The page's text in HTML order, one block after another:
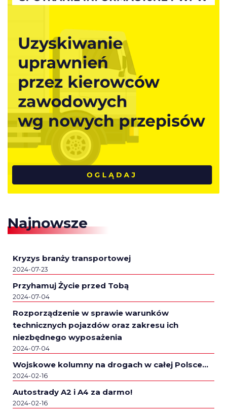
Najnowsze
Kryzys branży transportowej
2024-07-23
Przyhamuj Życie przed Tobą
2024-07-04
Rozporządzenie w sprawie warunków
technicznych pojazdów oraz zakresu ich
niezbędnego wyposażenia
2024-07-04
Wojskowe kolumny na drogach w całej Polsce…
2024-02-16
Autostrady A2 i A4 za darmo!
2024-02-16